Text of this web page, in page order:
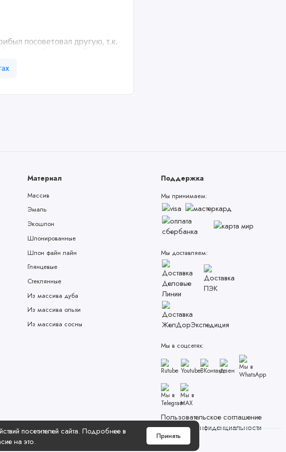
посетителей сайта. Подробнее в
на это.
Принять
Материал
Массив
Эмаль
Экошпон
Шпонированные
Шпон файн лайн
Глянцевые
Стеклянные
Из массива дуба
Из массива ольхи
Из массива сосны
Поддержка
Мы принимаем:
Мы доставляем:
Мы в соцсетях:
Пользовательское соглашение
Политика конфиденциальности